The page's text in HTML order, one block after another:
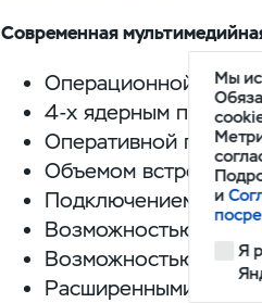
Современная
Операционной
4-хядерным
Оперативной
Объемом
Подключением к
Возможностью
Возможностью
Расширенными
Мы
и
Я